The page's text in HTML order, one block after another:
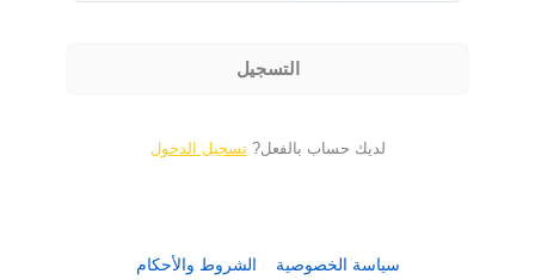
التسجيل
لديك حساب بالفعل?تسجيل الدخول
سياسة الخصوصية الشروط والأحكام